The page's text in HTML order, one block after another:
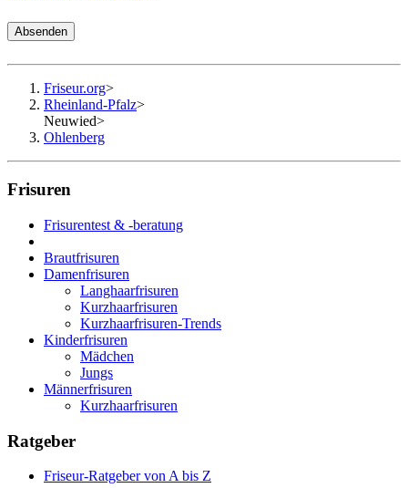
Absenden
Friseur.org>
Rheinland-Pfalz>
Neuwied>
Ohlenberg
Frisuren
Frisurentest & -beratung
Brautfrisuren
Damenfrisuren
Langhaarfrisuren
Kurzhaarfrisuren
Kurzhaarfrisuren-Trends
Kinderfrisuren
Mädchen
Jungs
Männerfrisuren
Kurzhaarfrisuren
Ratgeber
Friseur-Ratgeber von A bis Z